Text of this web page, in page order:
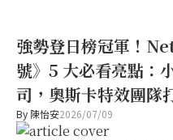
強勢登日榜冠軍！
號》5 大必看亮點：
司，奧斯卡特效團隊
By 陳怡安2026/07/09